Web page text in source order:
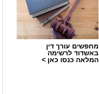
מחפשים עורך דין
באשדוד לרשימה
המלאה כנסו כאן >